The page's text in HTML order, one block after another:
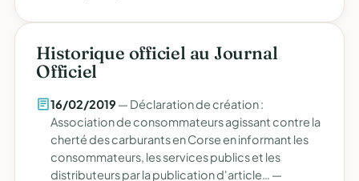
Historique officiel au Journal
Officiel
16/02/2019 — Déclaration de création :
Association de consommateurs agissant contre la
cherté des carburants en Corse en informant les
consommateurs, les services publics et les
distributeurs par la publication d'article… —